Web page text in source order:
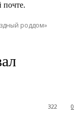
почте.
роддом»
0
322